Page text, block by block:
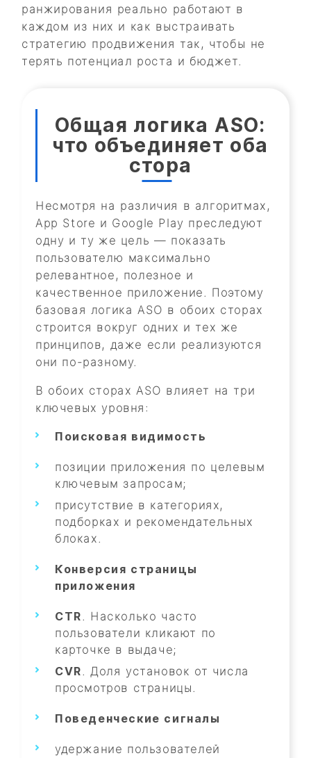
ранжирования реально работают в
каждом из них и как выстраивать
стратегию продвижения так, чтобы не
терять потенциал роста и бюджет.
Общая логика ASO:
что объединяет оба
стора
Несмотря на различия в алгоритмах,
App Store и Google Play преследуют
одну и ту же цель — показать
пользователю максимально
релевантное, полезное и
качественное приложение. Поэтому
базовая логика ASO в обоих сторах
строится вокруг одних и тех же
принципов, даже если реализуются
они по-разному.
В обоих сторах ASO влияет на три
ключевых уровня:
Поисковая видимость
позиции приложения по целевым
ключевым запросам;
присутствие в категориях,
подборках и рекомендательных
блоках.
Конверсия страницы
приложения
CTR. Насколько часто
пользователи кликают по
карточке в выдаче;
CVR. Доля установок от числа
просмотров страницы.
Поведенческие сигналы
удержание пользователей